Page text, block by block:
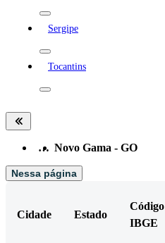
Sergipe
Tocantins
… Novo Gama - GO
Nessa página
Cidade Estado
Código
IBGE